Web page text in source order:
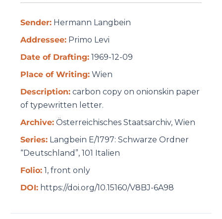
Sender: Hermann Langbein
Addressee: Primo Levi
Date of Drafting: 1969-12-09
Place of Writing: Wien
Description: carbon copy on onionskin paper
of typewritten letter.
Archive: Österreichisches Staatsarchiv, Wien
Series: Langbein E/1797: Schwarze Ordner
“Deutschland”, 101 Italien
Folio: 1, front only
DOI: https://doi.org/10.15160/V8BJ-6A98